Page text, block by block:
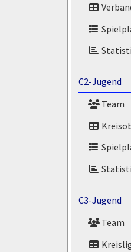
C2-Jugend
Team
C3-Jugend
Team